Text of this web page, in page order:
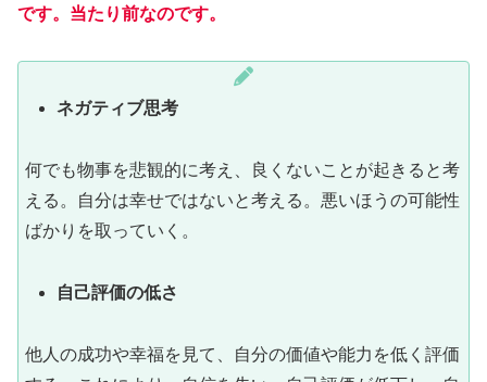
です。当たり前なのです。
ネガティブ思考
何でも物事を悲観的に考え、良くないことが起きると考
える。自分は幸せではないと考える。悪いほうの可能性
ばかりを取っていく。
自己評価の低さ
他人の成功や幸福を見て、自分の価値や能力を低く評価